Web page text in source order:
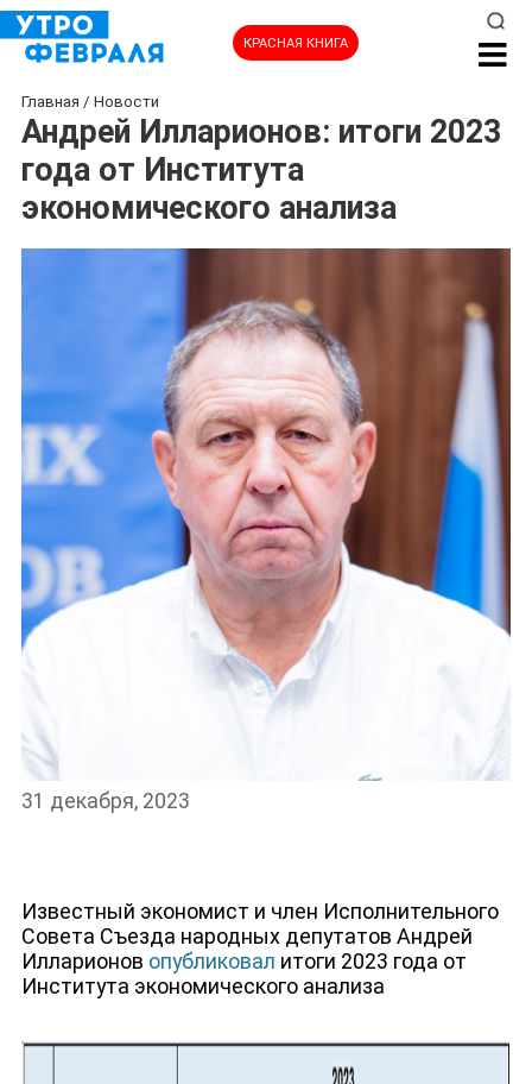
КРАСНАЯ КНИГА
НОВОСТИ
Главная / Новости
Андрей Илларионов: итоги 2023
года от Института
экономического анализа
31 декабря, 2023
Известный экономист и член Исполнительного
Совета Съезда народных депутатов Андрей
Илларионов опубликовал итоги 2023 года от
Института экономического анализа